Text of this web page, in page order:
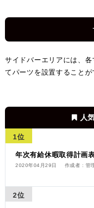
サイドバーエリアには、
てパーツを設置することが
人
1位
年次有給休暇取得計画
2020年04月29日 作成者 : 管
2位